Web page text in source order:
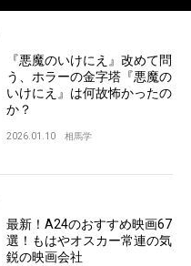
『悪魔のいけにえ』改めて問
う、ホラーの金字塔『悪魔の
いけにえ』は何故怖かったの
か？
2026.01.10 相馬学
最新！A24のおすすめ映画67
選！もはやオスカー常連の気
鋭の映画会社